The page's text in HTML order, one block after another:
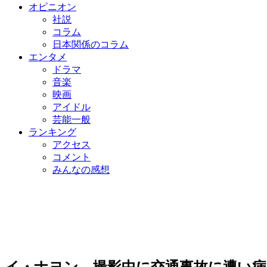
オピニオン
社説
コラム
日本関係のコラム
エンタメ
ドラマ
音楽
映画
アイドル
芸能一般
ランキング
アクセス
コメント
みんなの感想